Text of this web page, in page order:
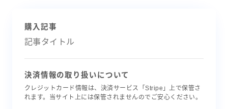
購入記事
記事タイトル
決済情報の取り扱いについて
クレジットカード情報は、決済サービス「Stripe」上で保管さ
れます。当サイト上には保管されませんのでご安心ください。